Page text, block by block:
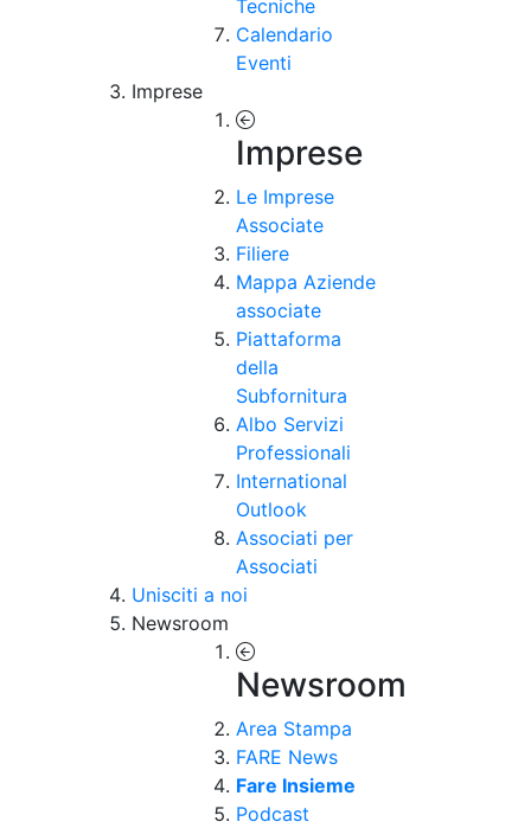
Tecniche
Calendario
Eventi
Imprese
Imprese
Le Imprese
Associate
Filiere
Mappa Aziende
associate
Piattaforma
della
Subfornitura
Albo Servizi
Professionali
International
Outlook
Associati per
Associati
Unisciti a noi
Newsroom
Newsroom
Area Stampa
FARE News
Fare Insieme
Podcast